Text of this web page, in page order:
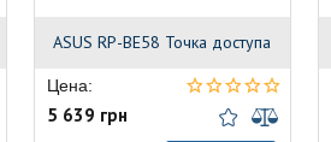
ASUS RP-BE58 Точка доступа
Цена:
5 639 грн